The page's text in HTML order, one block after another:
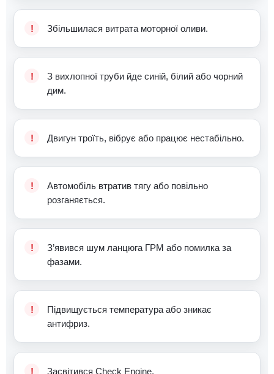
Збільшилася витрата моторної оливи.
З вихлопної труби йде синій, білий або чорний
дим.
Двигун троїть, вібрує або працює нестабільно.
Автомобіль втратив тягу або повільно
розганяється.
З’явився шум ланцюга ГРМ або помилка за
фазами.
Підвищується температура або зникає
антифриз.
Засвітився Check Engine.